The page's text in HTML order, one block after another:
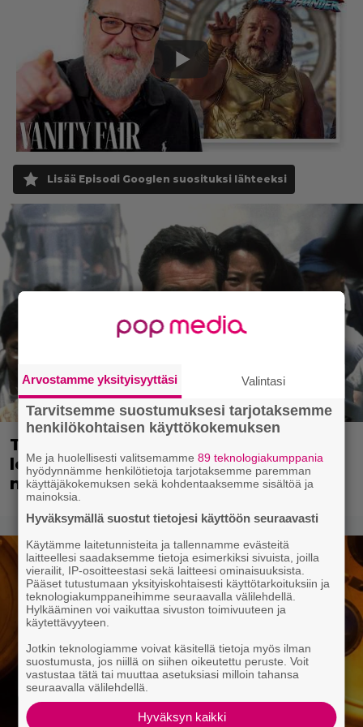
Lisää Episodi Googlen suosituksi lähteeksi
Tänään tv:ssä: Vuoden 1997 Bond-
leffassa nähdään hämmenttävän
nykyaikainen kännykkä
Arvostamme yksityisyyttäsi Valintasi
Tarvitsemme suostumuksesi tarjotaksemme
henkilökohtaisen käyttökokemuksen
Me ja huolellisesti valitsemamme89 teknologiakumppania
hyödynnämme henkilötietoja tarjotaksemme paremman
käyttäjäkokemuksen sekä kohdentaaksemme sisältöä ja
mainoksia.
Hyväksymällä suostut tietojesi käyttöön seuraavasti
Käytämme laitetunnisteita ja tallennamme evästeitä
laitteellesi saadaksemme tietoja esimerkiksi sivuista, joilla
vierailit, IP-osoitteestasi sekä laitteesi ominaisuuksista.
Pääset tutustumaan yksityiskohtaisesti käyttötarkoituksiin ja
teknologiakumppaneihimme seuraavalla välilehdellä.
Hylkääminen voi vaikuttaa sivuston toimivuuteen ja
käytettävyyteen.
Jotkin teknologiamme voivat käsitellä tietoja myös ilman
suostumusta, jos niillä on siihen oikeutettu peruste. Voit
vastustaa tätä tai muuttaa asetuksiasi milloin tahansa
seuraavalla välilehdellä.
Hyväksyn kaikki